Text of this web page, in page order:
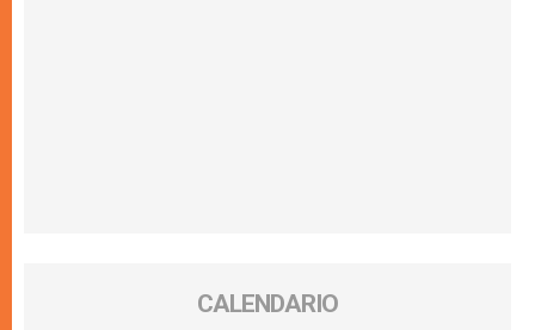
CALENDARIO